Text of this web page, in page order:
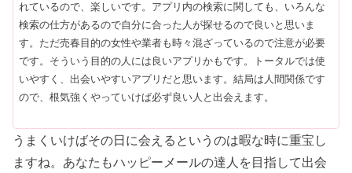
れているので、楽しいです。アプリ内の検索に関しても、いろんな
検索の仕方があるので自分に合った人が探せるので良いと思いま
す。ただ売春目的の女性や業者も時々混ざっているので注意が必要
です。そういう目的の人には良いアプリかもです。トータルでは使
いやすく、出会いやすいアプリだと思います。結局は人間関係です
ので、根気強くやっていけば必ず良い人と出会えます。
うまくいけばその日に会えるというのは暇な時に重宝し
ますね。あなたもハッピーメールの達人を目指して出会